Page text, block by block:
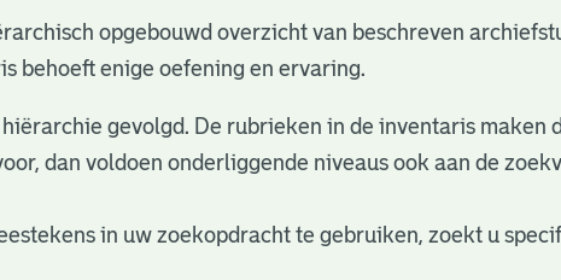
opgebouwd overzicht van beschreven
behoeft enige oefening en ervaring.
gevolgd. De rubrieken in de inventaris maken
dan voldoen onderliggende niveaus ook aan de
in uw zoekopdracht te gebruiken, zoekt u